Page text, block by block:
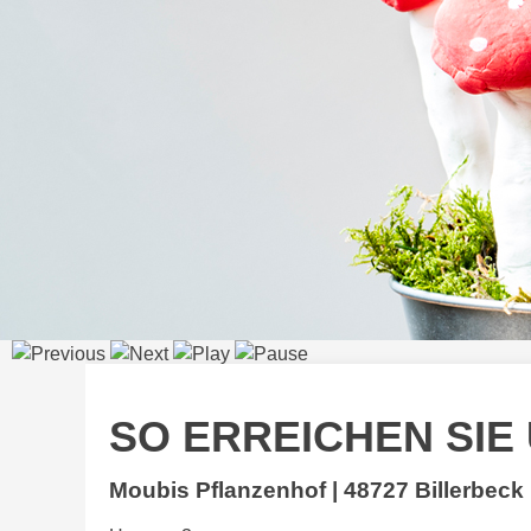
SO ERREICHEN SIE
Moubis Pflanzenhof | 48727 Billerbeck